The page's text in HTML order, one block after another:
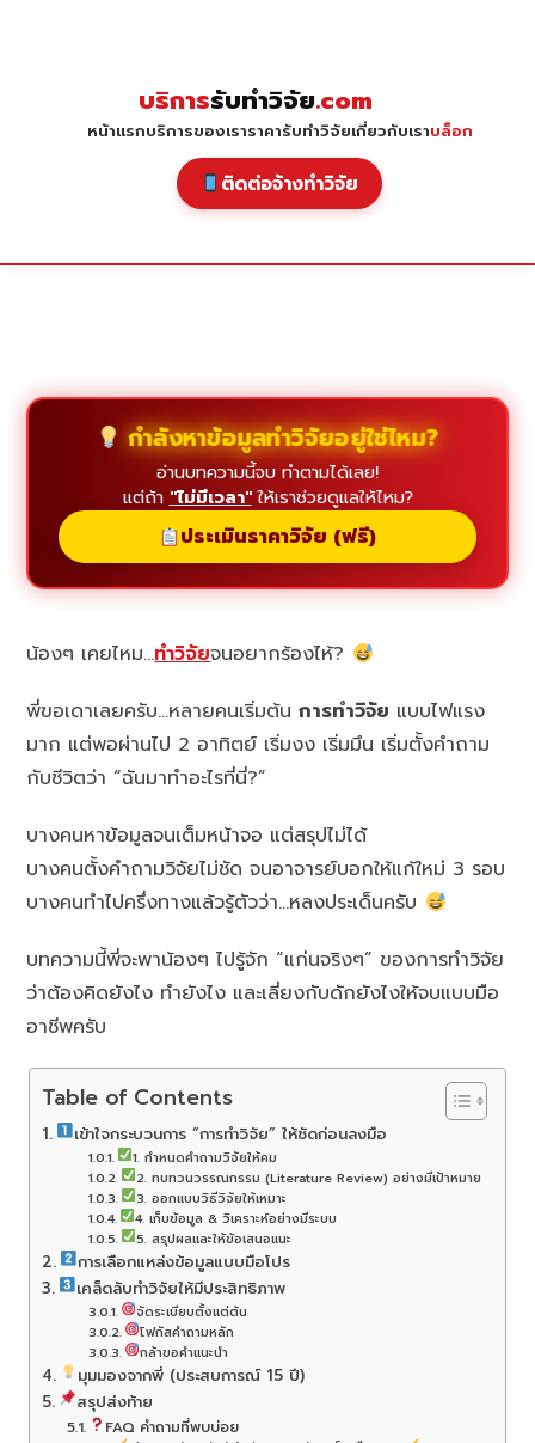
บริการรับทำวิจัย.com
หน้าแรกบริการของเราราคารับทำวิจัยเกี่ยวกับเราบล็อก
ติดต่อจ้างทำวิจัย
กำลังหาข้อมูลทำวิจัยอยู่ใช่ไหม?
อ่านบทความนี้จบ ทำตามได้เลย!
แต่ถ้า "ไม่มีเวลา"ให้เราช่วยดูแลให้ไหม?
ประเมินราคาวิจัย (ฟรี)
น้องๆ เคยไหม…ทำวิจัยจนอยากร้องไห้?
พี่ขอเดาเลยครับ…หลายคนเริ่มต้นการทำวิจัย แบบไฟแรง
มาก แต่พอผ่านไป 2 อาทิตย์ เริ่มงง เริ่มมึน เริ่มตั้งคำถาม
กับชีวิตว่า “ฉันมาทำอะไรที่นี่?”
บางคนหาข้อมูลจนเต็มหน้าจอ แต่สรุปไม่ได้
บางคนตั้งคำถามวิจัยไม่ชัด จนอาจารย์บอกให้แก้ใหม่ 3 รอบ
บางคนทำไปครึ่งทางแล้วรู้ตัวว่า…หลงประเด็นครับ
บทความนี้พี่จะพาน้องๆ ไปรู้จัก “แก่นจริงๆ” ของการทำวิจัย
ว่าต้องคิดยังไง ทำยังไง และเลี่ยงกับดักยังไงให้จบแบบมือ
อาชีพครับ
Table of Contents
เข้าใจกระบวนการ “การทำวิจัย” ให้ชัดก่อนลงมือ
1. กำหนดคำถามวิจัยให้คม
2. ทบทวนวรรณกรรม (Literature Review) อย่างมีเป้าหมาย
3. ออกแบบวิธีวิจัยให้เหมาะ
4. เก็บข้อมูล & วิเคราะห์อย่างมีระบบ
5. สรุปผลและให้ข้อเสนอแนะ
การเลือกแหล่งข้อมูลแบบมือโปร
เคล็ดลับทำวิจัยให้มีประสิทธิภาพ
จัดระเบียบตั้งแต่ต้น
โฟกัสคำถามหลัก
กล้าขอคำแนะนำ
มุมมองจากพี่ (ประสบการณ์ 15 ปี)
สรุปส่งท้าย
FAQ คำถามที่พบบ่อย